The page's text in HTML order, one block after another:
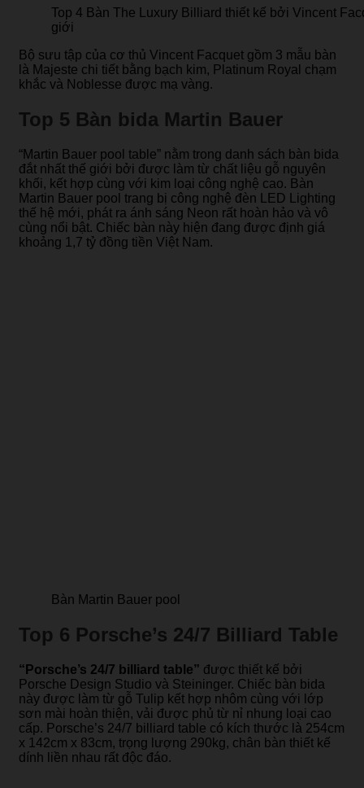
Top 4 Bàn The Luxury Billiard thiết kế bởi Vincent
giới
Bộ sưu tập của cơ thủ Vincent Facquet gồm 3 mẫu bàn
là Majeste chi tiết bằng bạch kim, Platinum Royal chạm
khắc và Noblesse được mạ vàng.
Top 5 Bàn bida Martin Bauer
“Martin Bauer pool table” nằm trong danh sách bàn bida
đắt nhất thế giới bởi được làm từ chất liệu gỗ nguyên
khối, kết hợp cùng với kim loại công nghệ cao. Bàn
Martin Bauer pool trang bị công nghệ đèn LED Lighting
thế hệ mới, phát ra ánh sáng Neon rất hoàn hảo và vô
cùng nổi bật. Chiếc bàn này hiện đang được định giá
khoảng 1,7 tỷ đồng tiền Việt Nam.
Bàn Martin Bauer pool
Top 6 Porsche’s 24/7 Billiard Table
“Porsche’s 24/7 billiard table” được thiết kế bởi
Porsche Design Studio và Steininger. Chiếc bàn bida
này được làm từ gỗ Tulip kết hợp nhôm cùng với lớp
sơn mài hoàn thiện, vải được phủ từ nỉ nhung loại cao
cấp. Porsche’s 24/7 billiard table có kích thước là 254cm
x 142cm x 83cm, trọng lượng 290kg, chân bàn thiết kế
dính liền nhau rất độc đáo.